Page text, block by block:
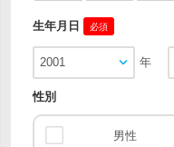
生年月日 必須
2001 年
性別
男性